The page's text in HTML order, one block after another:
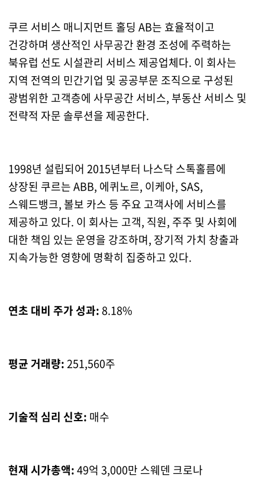
쿠르 서비스 매니지먼트 홀딩 AB는 효율적이고
건강하며 생산적인 사무공간 환경 조성에 주력하는
북유럽 선도 시설관리 서비스 제공업체다. 이 회사는
지역 전역의 민간기업 및 공공부문 조직으로 구성된
광범위한 고객층에 사무공간 서비스, 부동산 서비스 및
전략적 자문 솔루션을 제공한다.
1998년 설립되어 2015년부터 나스닥 스톡홀름에
상장된 쿠르는 ABB, 에퀴노르, 이케아, SAS,
스웨드뱅크, 볼보 카스 등 주요 고객사에 서비스를
제공하고 있다. 이 회사는 고객, 직원, 주주 및 사회에
대한 책임 있는 운영을 강조하며, 장기적 가치 창출과
지속가능한 영향에 명확히 집중하고 있다.
연초 대비 주가 성과:8.18%
평균 거래량:251,560주
기술적 심리 신호: 매수
현재 시가총액:49억 3,000만 스웨덴 크로나